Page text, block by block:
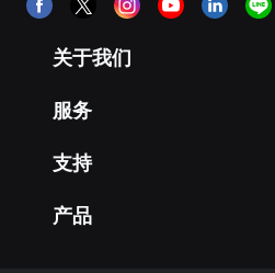
关于我们
服务
支持
产品